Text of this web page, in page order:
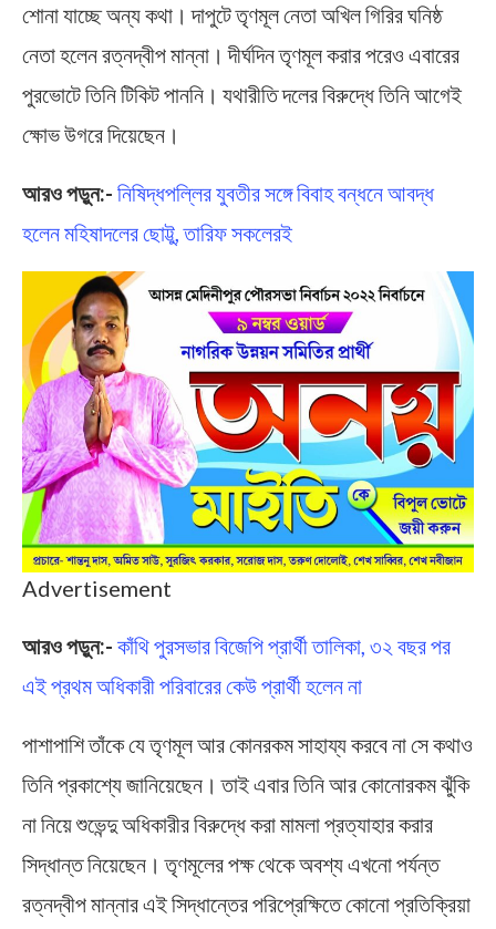
শোনা যাচ্ছে অন্য কথা। দাপুটে তৃণমূল নেতা অখিল গিরির ঘনিষ্ঠ
নেতা হলেন রত্নদ্বীপ মান্না। দীর্ঘদিন তৃণমূল করার পরেও এবারের
পুরভোটে তিনি টিকিট পাননি। যথারীতি দলের বিরুদ্ধে তিনি আগেই
ক্ষোভ উগরে দিয়েছেন।
আরও পড়ুন:- নিষিদ্ধপল্লির যুবতীর সঙ্গে বিবাহ বন্ধনে আবদ্ধ
হলেন মহিষাদলের ছোট্টু, তারিফ সকলেরই
Advertisement
আরও পড়ুন:- কাঁথি পুরসভার বিজেপি প্রার্থী তালিকা, ৩২ বছর পর
এই প্রথম অধিকারী পরিবারের কেউ প্রার্থী হলেন না
পাশাপাশি তাঁকে যে তৃণমূল আর কোনরকম সাহায্য করবে না সে কথাও
তিনি প্রকাশ্যে জানিয়েছেন। তাই এবার তিনি আর কোনোরকম ঝুঁকি
না নিয়ে শুভেন্দু অধিকারীর বিরুদ্ধে করা মামলা প্রত্যাহার করার
সিদ্ধান্ত নিয়েছেন। তৃণমূলের পক্ষ থেকে অবশ্য এখনো পর্যন্ত
রত্নদ্বীপ মান্নার এই সিদ্ধান্তের পরিপ্রেক্ষিতে কোনো প্রতিক্রিয়া